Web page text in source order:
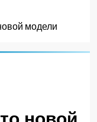
модели